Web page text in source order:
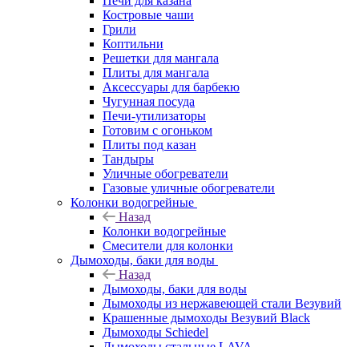
Костровые чаши
Грили
Коптильни
Решетки для мангала
Плиты для мангала
Аксессуары для барбекю
Чугунная посуда
Печи-утилизаторы
Готовим с огоньком
Плиты под казан
Тандыры
Уличные обогреватели
Газовые уличные обогреватели
Колонки водогрейные
Назад
Колонки водогрейные
Смесители для колонки
Дымоходы, баки для воды
Назад
Дымоходы, баки для воды
Дымоходы из нержавеющей стали Везувий
Крашенные дымоходы Везувий Black
Дымоходы Schiedel